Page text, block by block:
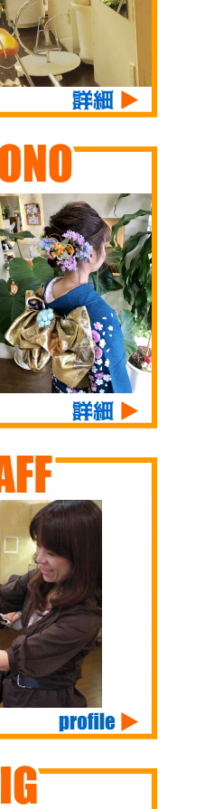
ず体調管理にお気をつ
けくださいませ。 そ
して、恒例の花粉症、
アレルギー性鼻炎もご